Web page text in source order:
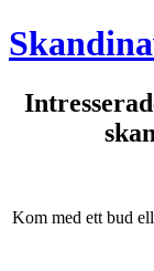
Kom med ett bud